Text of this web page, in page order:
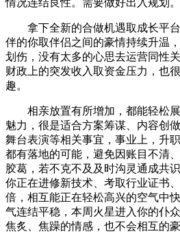
情况连结良性。需要做好出入规划。
拿下全新的合做机遇取成长平台
伴的你取伴侣之间的豪情持续升温
划伤，没有太多的心思去运营同性
财政上的突发收入取资金压力，也
趣。
相亲放置有所增加，都能轻松展
魅力，很是适合方案筹谋、内容创
舞台表演等相关事宜，事业上，升
都有落地的可能，避免因账目不清
胶葛，若不克不及及时沟灵通成共
你正在进修新技术、考取行业证书
倍，相互能正在轻松高兴的空气中
气连结平稳，本周火星进入你的仆
焦炙、焦躁的情感，也不会相互的豪